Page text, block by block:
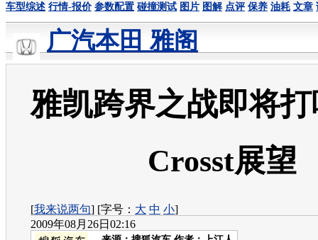
车型综述 行情-报价 参数配置 碰撞测试 图片 图解 点评 保养 油耗 文章
广汽本田 雅阁
雅凯跨界之战即将
Crosst展望
[我来说两句] [字号： 大 中 小]
2009年08月26日02:16